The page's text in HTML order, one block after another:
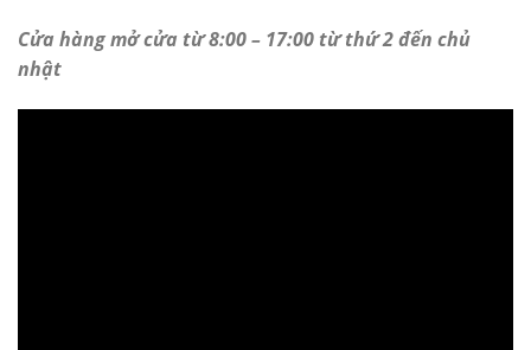
Cửa hàng mở cửa từ 8:00 – 17:00 từ thứ 2 đến chủ
nhật